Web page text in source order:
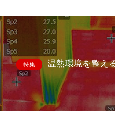
特集 温熱環境を整え